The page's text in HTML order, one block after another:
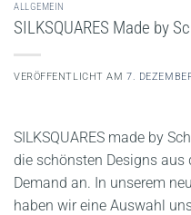
ALLGEMEIN
SILKSQUARES Made by
VERÖFFENTLICHT AM7.
SILKSQUARES made by
die schönsten Designs
Demand an. In unserem
haben wir eine Auswahl